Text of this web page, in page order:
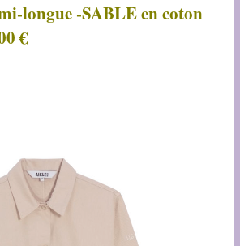
longue -SABLE en coton
€